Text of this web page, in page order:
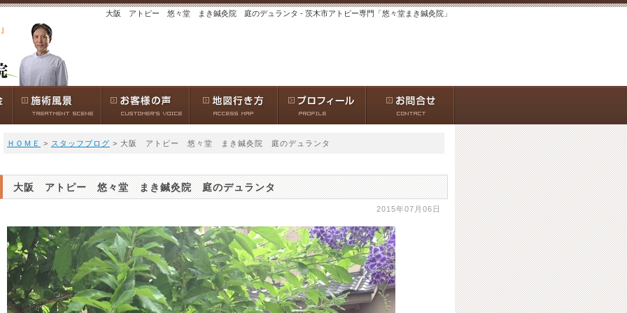
大阪 アトピー 悠々堂 まき鍼灸院 庭のデュランタ - 茨木市アトピー専門「悠々堂まき鍼灸院」
ＨＯＭＥ > スタッフブログ > 大阪 アトピー 悠々堂 まき鍼灸院 庭のデュランタ
大阪 アトピー 悠々堂 まき鍼灸院 庭のデュランタ
2015年07月06日